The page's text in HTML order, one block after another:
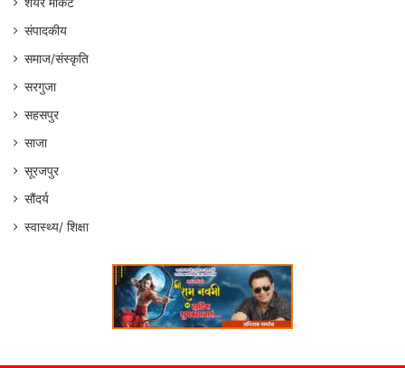
शेयर मार्केट
संपादकीय
समाज/संस्कृति
सरगुजा
सहसपुर
साजा
सूरजपुर
सौंदर्य
स्वास्थ्य/ शिक्षा